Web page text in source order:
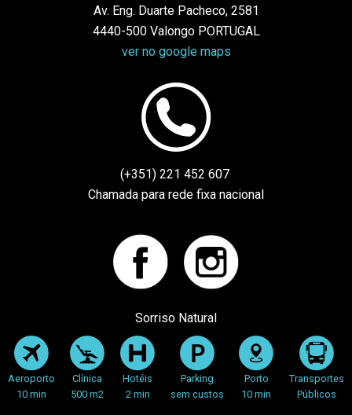
Av. Eng. Duarte Pacheco, 2581
4440-500 Valongo PORTUGAL
ver no google maps
(+351) 221 452 607
Chamada para rede fixa nacional
Sorriso Natural
Aeroporto
10 min
Clínica
500 m2
Hotéis
2 min
Parking
sem custos
Porto
10 min
Transportes
Públicos